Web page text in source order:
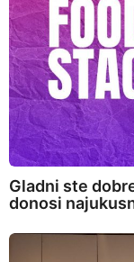
Gladni ste
donosi